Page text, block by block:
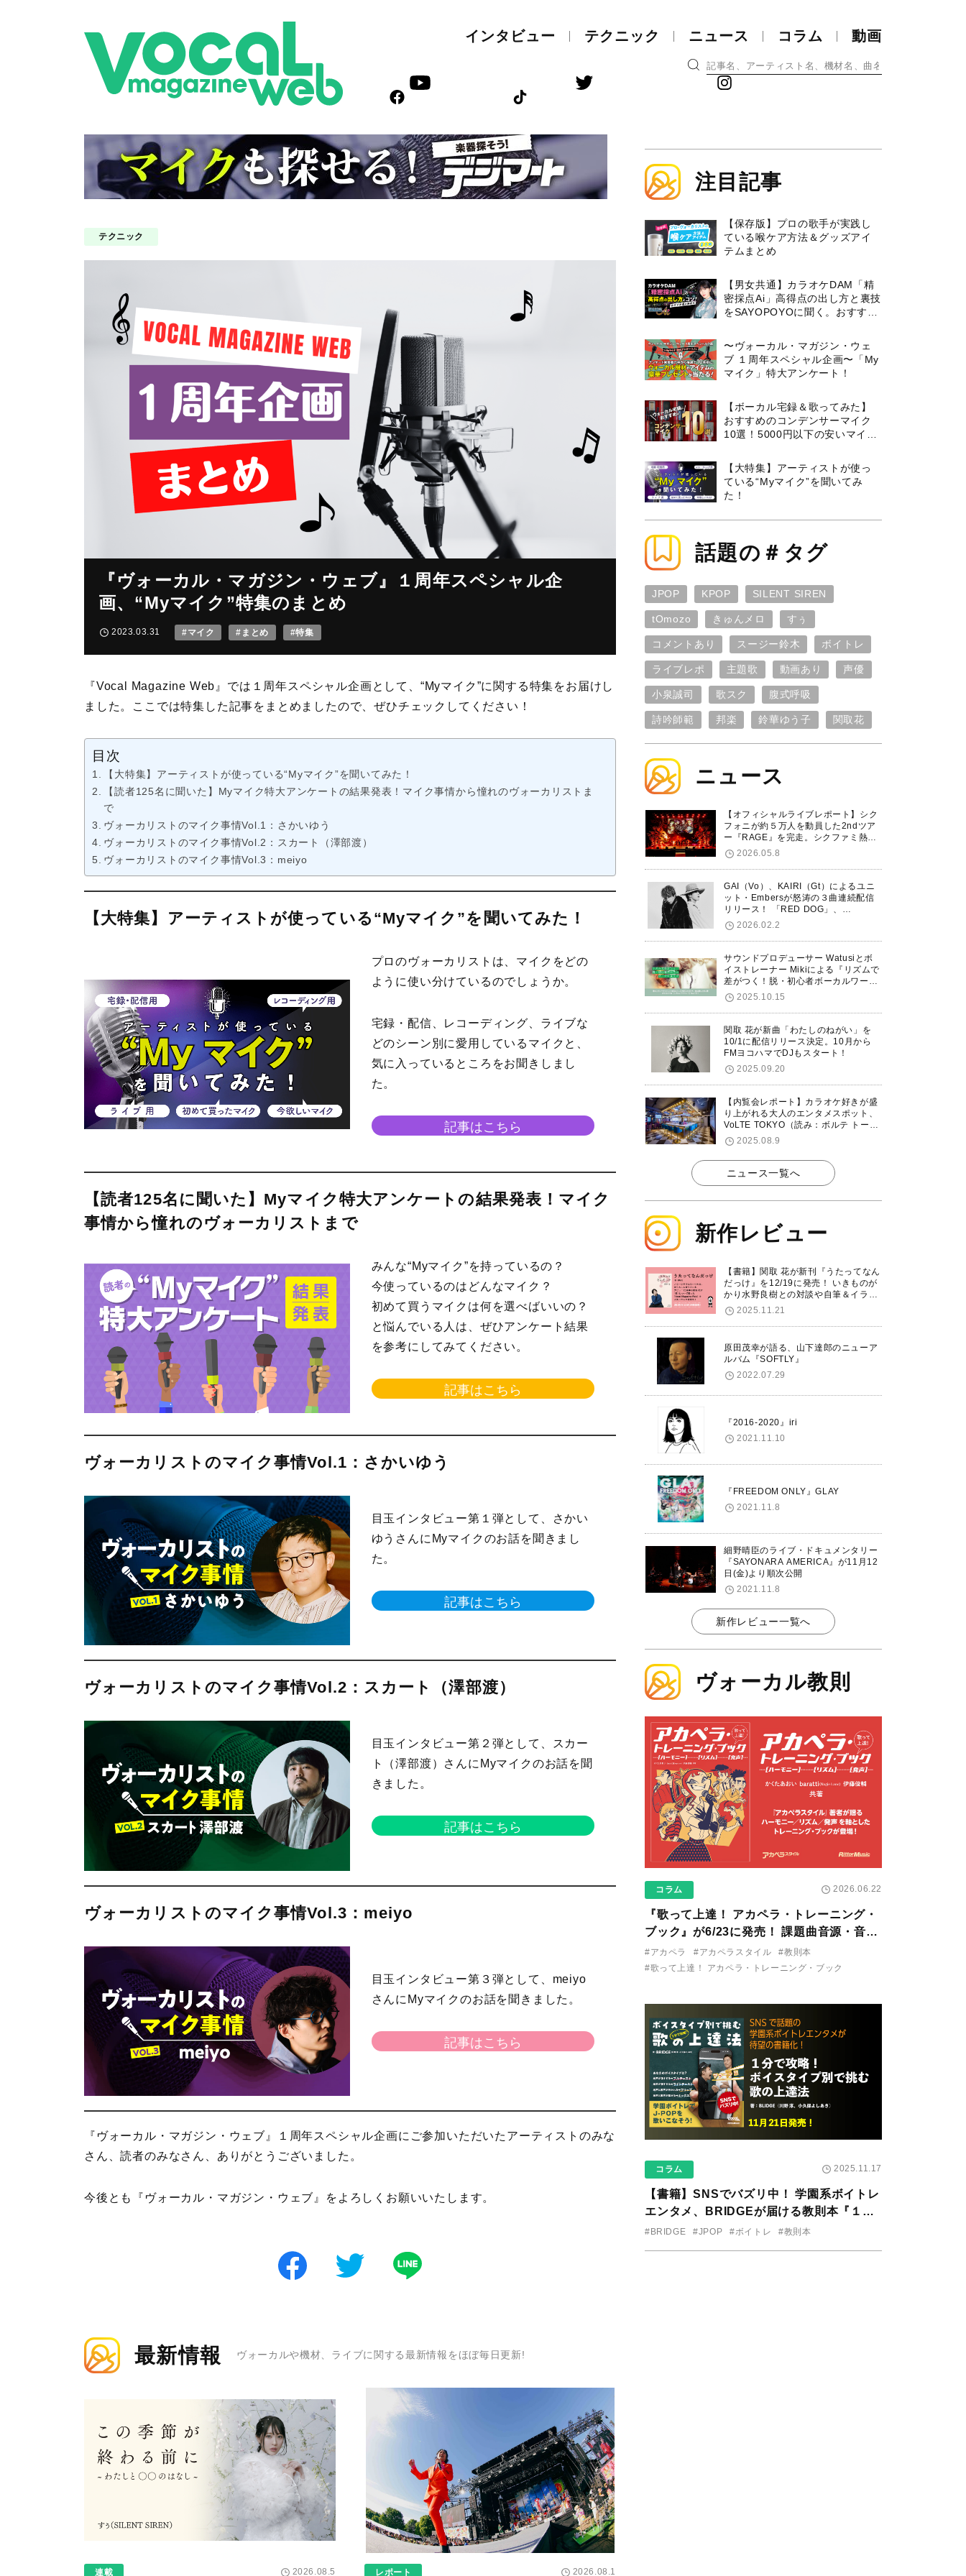
インタビュー テクニック ニュース コラム 動画
テクニック
『ヴォーカル・マガジン・ウェブ』１周年スペシャル企
画、“Myマイク”特集のまとめ
2023.03.31 #マイク #まとめ #特集
『Vocal Magazine Web』では１周年スペシャル企画として、“Myマイク”に関する特集をお届けし
ました。ここでは特集した記事をまとめましたので、ぜひチェックしてください！
目次
【大特集】アーティストが使っている“Myマイク”を聞いてみた！
【読者125名に聞いた】Myマイク特大アンケートの結果発表！マイク事情から憧れのヴォーカリストま
で
ヴォーカリストのマイク事情Vol.1：さかいゆう
ヴォーカリストのマイク事情Vol.2：スカート（澤部渡）
ヴォーカリストのマイク事情Vol.3：meiyo
【大特集】アーティストが使っている“Myマイク”を聞いてみた！
プロのヴォーカリストは、マイクをどの
ように使い分けているのでしょうか。
宅録・配信、レコーディング、ライブな
どのシーン別に愛用しているマイクと、
気に入っているところをお聞きしまし
た。
記事はこちら
【読者125名に聞いた】Myマイク特大アンケートの結果発表！マイク
事情から憧れのヴォーカリストまで
みんな“Myマイク”を持っているの？
今使っているのはどんなマイク？
初めて買うマイクは何を選べばいいの？
と悩んでいる人は、ぜひアンケート結果
を参考にしてみてください。
記事はこちら
ヴォーカリストのマイク事情Vol.1：さかいゆう
目玉インタビュー第１弾として、さかい
ゆうさんにMyマイクのお話を聞きまし
た。
記事はこちら
ヴォーカリストのマイク事情Vol.2：スカート（澤部渡）
目玉インタビュー第２弾として、スカー
ト（澤部渡）さんにMyマイクのお話を聞
きました。
記事はこちら
ヴォーカリストのマイク事情Vol.3：meiyo
目玉インタビュー第３弾として、meiyo
さんにMyマイクのお話を聞きました。
記事はこちら
『ヴォーカル・マガジン・ウェブ』１周年スペシャル企画にご参加いただいたアーティストのみな
さん、読者のみなさん、ありがとうございました。
今後とも『ヴォーカル・マガジン・ウェブ』をよろしくお願いいたします。
最新情報 ヴォーカルや機材、ライブに関する最新情報をほぼ毎日更新!
連載 2026.08.5 レポート 2026.08.1
注目記事
【保存版】プロの歌手が実践し
ている喉ケア⽅法＆グッズアイ
テムまとめ
【男女共通】カラオケDAM「精
密採点Ai」高得点の出し方と裏技
をSAYOPOYOに聞く。おすすめ
〜ヴォーカル・マガジン・ウェ
ブ １周年スペシャル企画〜「My
マイク」特大アンケート！
【ボーカル宅録＆歌ってみた】
おすすめのコンデンサーマイク
10選！5000円以下の安いマイク
【大特集】アーティストが使っ
ている“Myマイク”を聞いてみ
た！
話題の＃タグ
JPOP KPOP SILENT SIREN
tOmozo きゅんメロ すぅ
コメントあり スージー鈴木 ボイトレ
ライブレポ 主題歌 動画あり 声優
小泉誠司 歌スク 腹式呼吸
詩吟師範 邦楽 鈴華ゆう子 関取花
ニュース
【オフィシャルライブレポート】シク
フォニが約５万人を動員した2ndツア
ー『RAGE』を完走。シクファミ熱狂
のKアリーナ横浜ファイナル公演の模
様をお届け！
2026.05.8
GAI（Vo）、KAIRI（Gt）によるユニ
ット・Embersが怒涛の３曲連続配信
リリース！ 「RED DOG」、
「Untitled Hero」に続き、5thシング
ル「De-Marionette」のリリースを発
表！
2026.02.2
サウンドプロデューサー Watusiとボ
イストレーナー Mikiによる『リズムで
差がつく！脱・初心者ボーカルワーク
ショップ』が12/7に渋谷で開催！
2025.10.15
関取 花が新曲「わたしのねがい」を
10/1に配信リリース決定。10月から
FMヨコハマでDJもスタート！
2025.09.20
【内覧会レポート】カラオケ好きが盛
り上がれる大人のエンタメスポット、
VoLTE TOKYO（読み：ボルテ トーキ
ョー）が東京・品川に8/8グランドオ
ープン！
2025.08.9
ニュース一覧へ
新作レビュー
【書籍】関取 花が新刊『うたってなん
だっけ』を12/19に発売！ いきものが
かり水野良樹との対談や自筆＆イラス
トで綴る自分史も掲載。さらに自身の
誕生日12/18に渋谷で出版記念イベン
トを開催！
2025.11.21
原田茂幸が語る、山下達郎のニューア
ルバム『SOFTLY』
2022.07.29
『2016-2020』iri
2021.11.10
『FREEDOM ONLY』GLAY
2021.11.8
細野晴臣のライブ・ドキュメンタリー
『SAYONARA AMERICA』が11月12
日(金)より順次公開
2021.11.8
新作レビュー一覧へ
ヴォーカル教則
コラム 2026.06.22
『歌って上達！ アカペラ・トレーニング・
ブック』が6/23に発売！ 課題曲音源・音取
り用アプリを公開。
#アカペラ #アカペラスタイル
#教則本
#歌って上達！ アカペラ・トレーニング・ブック
コラム 2025.11.17
【書籍】SNSでバズリ中！ 学園系ボイトレ
エンタメ、BRIDGEが届ける教則本『１分
で攻略！ ボイスタイプ別で挑む歌の上達
#BRIDGE #JPOP #ボイトレ #教則本